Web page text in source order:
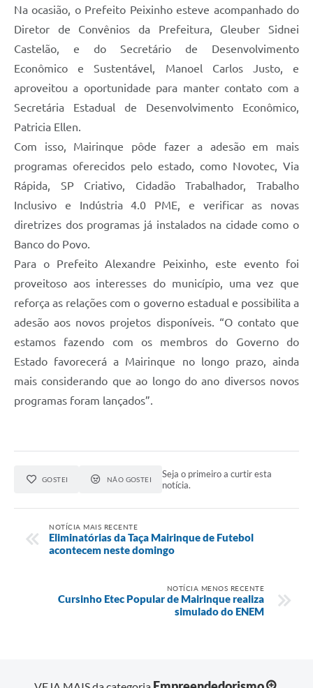
Na ocasião, o Prefeito Peixinho esteve acompanhado do
Diretor de Convênios da Prefeitura, Gleuber Sidnei
Castelão, e do Secretário de Desenvolvimento
Econômico e Sustentável, Manoel Carlos Justo, e
aproveitou a oportunidade para manter contato com a
Secretária Estadual de Desenvolvimento Econômico,
Patricia Ellen.
Com isso, Mairinque pôde fazer a adesão em mais
programas oferecidos pelo estado, como Novotec, Via
Rápida, SP Criativo, Cidadão Trabalhador, Trabalho
Inclusivo e Indústria 4.0 PME, e verificar as novas
diretrizes dos programas já instalados na cidade como o
Banco do Povo.
Para o Prefeito Alexandre Peixinho, este evento foi
proveitoso aos interesses do município, uma vez que
reforça as relações com o governo estadual e possibilita a
adesão aos novos projetos disponíveis. “O contato que
estamos fazendo com os membros do Governo do
Estado favorecerá a Mairinque no longo prazo, ainda
mais considerando que ao longo do ano diversos novos
programas foram lançados”.
GOSTEI NÃO GOSTEI
Seja o primeiro a curtir esta
notícia.
NOTÍCIA MAIS RECENTE
Eliminatórias da Taça Mairinque de Futebol
acontecem neste domingo
NOTÍCIA MENOS RECENTE
Cursinho Etec Popular de Mairinque realiza
simulado do ENEM